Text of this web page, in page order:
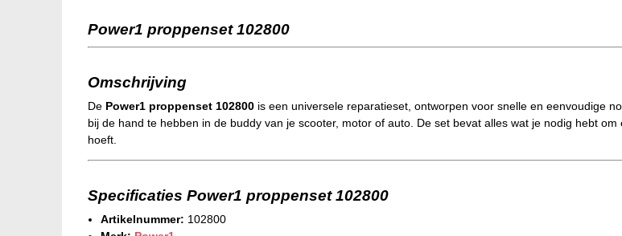
Power1 proppenset 102800
Omschrijving
De Power1 proppenset 102800is een universele reparatieset, ontworpen voor snelle en eenvoudige
bij de hand te hebben in de buddy van je scooter, motor of auto. De set bevat alles wat je nodig hebt
hoeft.
Specificaties Power1 proppenset 102800
Artikelnummer: 102800